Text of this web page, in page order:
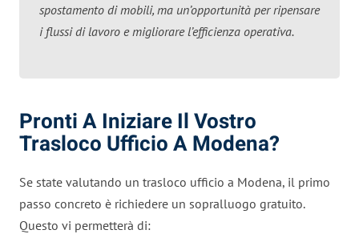
spostamento di mobili, ma un’opportunità per ripensare
i flussi di lavoro e migliorare l’efficienza operativa.
Pronti A Iniziare Il Vostro
Trasloco Ufficio A Modena?
Se state valutando un trasloco ufficio a Modena, il primo
passo concreto è richiedere un sopralluogo gratuito.
Questo vi permetterà di: